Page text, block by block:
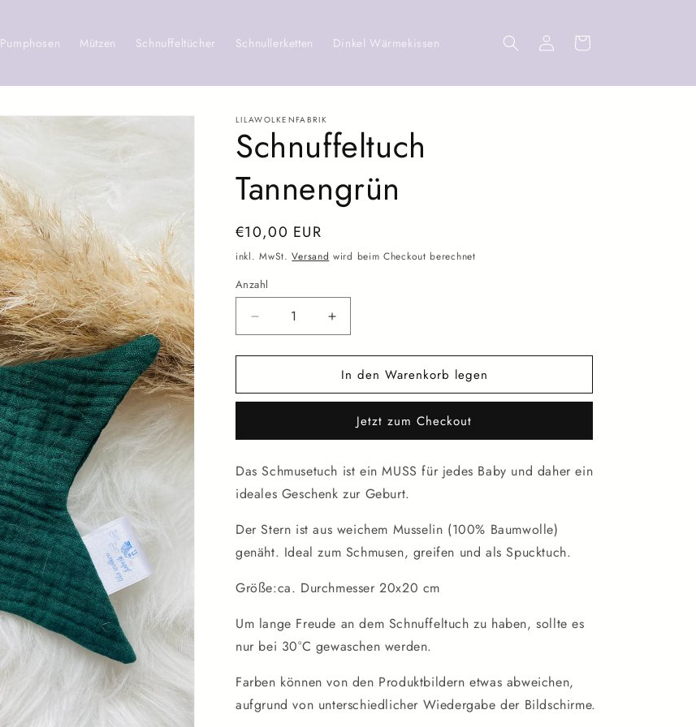
Pumphosen Mützen Schnuffeltücher Schnullerketten Dinkel Wärmekissen EinloggenWarenkorb
LILAWOLKENFABRIK
Schnuffeltuch
Tannengrün
Normaler
Preis
€10,00 EUR
inkl. MwSt.Versand wird beim Checkout berechnet
Anzahl
Verringere
die
Menge
Schnuffeltuch
Erhöhe
die
Menge
für
Schnuffeltuch
In den Warenkorb legen
Jetzt zum Checkout
Das Schmusetuch ist ein MUSS für jedes Baby und daher ein
ideales Geschenk zur Geburt.
Der Stern ist aus weichem Musselin (100% Baumwolle)
genäht. Ideal zum Schmusen, greifen und als Spucktuch.
Größe:ca. Durchmesser 20x20 cm
Um lange Freude an dem Schnuffeltuch zu haben, sollte es
nur bei 30°C gewaschen werden.
Farben können von den Produktbildern etwas abweichen,
aufgrund von unterschiedlicher Wiedergabe der Bildschirme.